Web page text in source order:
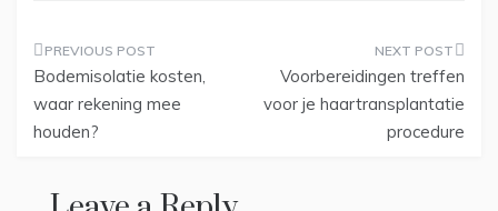
Post
navigation
Bodemisolatie kosten,
waar rekening mee
houden?
Voorbereidingen treffen
voor je haartransplantatie
procedure